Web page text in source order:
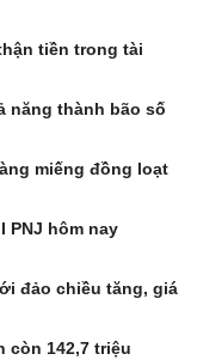
tiền trong tài
năng thành bão số
miếng đồng loạt
PNJ hôm nay
đảo chiều tăng, giá
còn 142,7 triệu